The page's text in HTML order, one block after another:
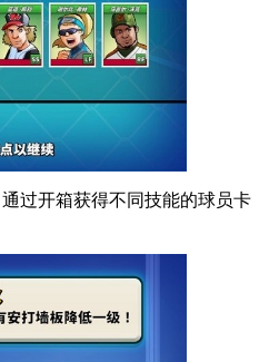
过开箱获得不同技能的球员卡